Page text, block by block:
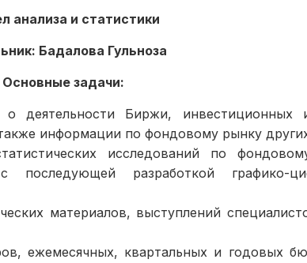
анализа и статистики
Бадалова Гульноза
Основные задачи:
деятельности Биржи, инвестиционных
информации по фондовому рынку
исследований по
последующей разработкой графико-
материалов, выступлений
ежемесячных, квартальных и годовых